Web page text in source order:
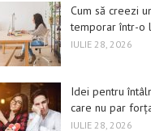
Cum să creezi
temporar într-o
IULIE 28, 2026
Idei pentru
care nu par
IULIE 28, 2026